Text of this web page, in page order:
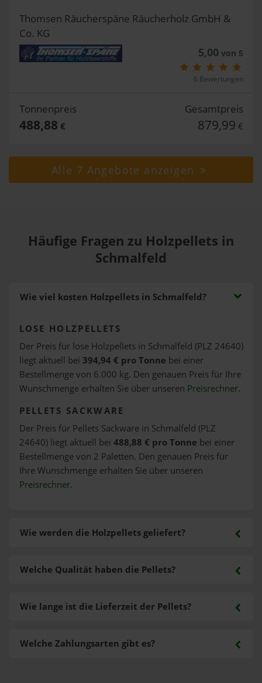
Thomsen Räucherspäne Räucherholz GmbH &
Co. KG
5,00 von 5
6 Bewertungen
Tonnenpreis
488,88 €
Gesamtpreis
879,99 €
Alle 7 Angebote anzeigen
Häufige Fragen zu Holzpellets in
Schmalfeld
Wie viel kosten Holzpellets in Schmalfeld?
LOSE HOLZPELLETS
Der Preis für lose Holzpellets in Schmalfeld (PLZ 24640)
liegt aktuell bei 394,94 € pro Tonne bei einer
Bestellmenge von 6.000 kg. Den genauen Preis für Ihre
Wunschmenge erhalten Sie über unseren Preisrechner.
PELLETS SACKWARE
Der Preis für Pellets Sackware in Schmalfeld (PLZ
24640) liegt aktuell bei 488,88 € pro Tonne bei einer
Bestellmenge von 2 Paletten. Den genauen Preis für
Ihre Wunschmenge erhalten Sie über unseren
Preisrechner.
Wie werden die Holzpellets geliefert?
Welche Zahlungsarten gibt es?
Welche Qualität haben die Pellets?
Wie lange ist die Lieferzeit der Pellets?